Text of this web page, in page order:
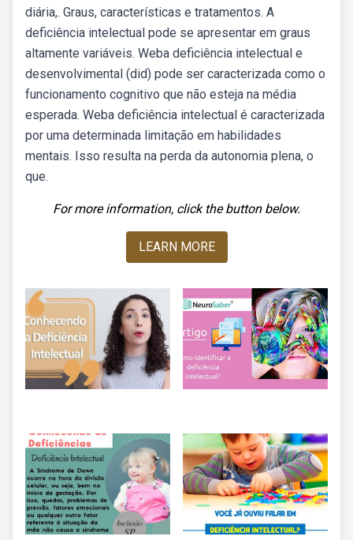
diária,. Graus, características e tratamentos. A
deficiência intelectual pode se apresentar em graus
altamente variáveis. Weba deficiência intelectual e
desenvolvimental (did) pode ser caracterizada como o
funcionamento cognitivo que não esteja na média
esperada. Weba deficiência intelectual é caracterizada
por uma determinada limitação em habilidades
mentais. Isso resulta na perda da autonomia plena, o
que.
For more information, click the button below.
LEARN MORE